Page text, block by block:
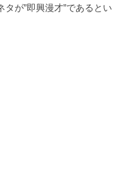
が”即興漫才”であるとい